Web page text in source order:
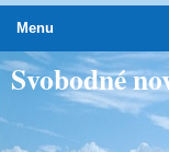
Svobodné
Menu